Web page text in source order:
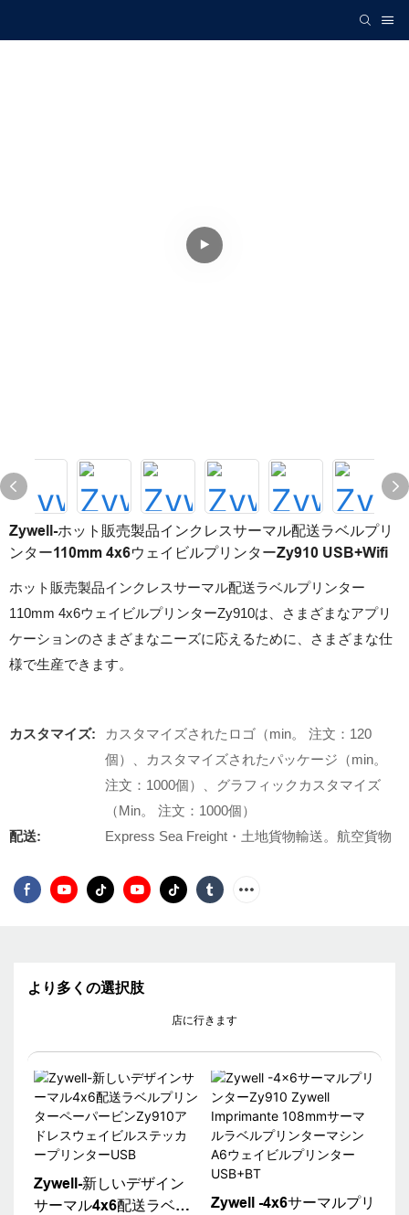
Zywell-ホット販売製品インクレスサーマル配送ラベルプリ
ンター110mm 4x6ウェイビルプリンターZy910 USB+Wifi
ホット販売製品インクレスサーマル配送ラベルプリンター
110mm 4x6ウェイビルプリンターZy910は、さまざまなアプリ
ケーションのさまざまなニーズに応えるために、さまざまな仕
様で生産できます。
カスタマイズ:
カスタマイズされたロゴ（min。 注文：120
個）、カスタマイズされたパッケージ（min。
注文：1000個）、グラフィックカスタマイズ
（Min。 注文：1000個）
配送:
Express Sea Freight・土地貨物輸送。航空貨物
より多くの選択肢
店に行きます
Zywell-新しいデザイン
サーマル4x6配送ラベル
Zywell -4x6サーマルプリ